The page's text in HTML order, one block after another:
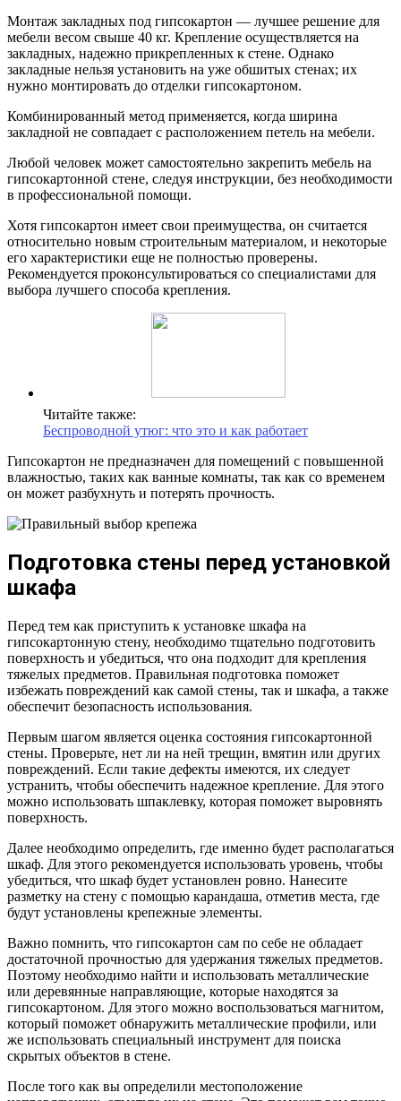
Монтаж закладных под гипсокартон — лучшее решение для
мебели весом свыше 40 кг. Крепление осуществляется на
закладных, надежно прикрепленных к стене. Однако
закладные нельзя установить на уже обшитых стенах; их
нужно монтировать до отделки гипсокартоном.
Комбинированный метод применяется, когда ширина
закладной не совпадает с расположением петель на мебели.
Любой человек может самостоятельно закрепить мебель на
гипсокартонной стене, следуя инструкции, без необходимости
в профессиональной помощи.
Хотя гипсокартон имеет свои преимущества, он считается
относительно новым строительным материалом, и некоторые
его характеристики еще не полностью проверены.
Рекомендуется проконсультироваться со специалистами для
выбора лучшего способа крепления.
Читайте также:
Беспроводной утюг: что это и как работает
Гипсокартон не предназначен для помещений с повышенной
влажностью, таких как ванные комнаты, так как со временем
он может разбухнуть и потерять прочность.
Подготовка стены перед установкой
шкафа
Перед тем как приступить к установке шкафа на
гипсокартонную стену, необходимо тщательно подготовить
поверхность и убедиться, что она подходит для крепления
тяжелых предметов. Правильная подготовка поможет
избежать повреждений как самой стены, так и шкафа, а также
обеспечит безопасность использования.
Первым шагом является оценка состояния гипсокартонной
стены. Проверьте, нет ли на ней трещин, вмятин или других
повреждений. Если такие дефекты имеются, их следует
устранить, чтобы обеспечить надежное крепление. Для этого
можно использовать шпаклевку, которая поможет выровнять
поверхность.
Далее необходимо определить, где именно будет располагаться
шкаф. Для этого рекомендуется использовать уровень, чтобы
убедиться, что шкаф будет установлен ровно. Нанесите
разметку на стену с помощью карандаша, отметив места, где
будут установлены крепежные элементы.
Важно помнить, что гипсокартон сам по себе не обладает
достаточной прочностью для удержания тяжелых предметов.
Поэтому необходимо найти и использовать металлические
или деревянные направляющие, которые находятся за
гипсокартоном. Для этого можно воспользоваться магнитом,
который поможет обнаружить металлические профили, или
же использовать специальный инструмент для поиска
скрытых объектов в стене.
После того как вы определили местоположение